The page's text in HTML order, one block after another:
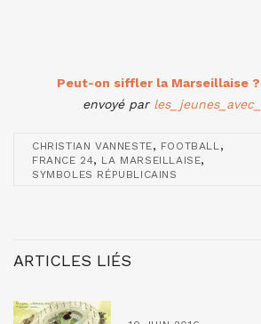
Peut-on siffler la Marseillaise
envoyé par
CHRISTIAN VANNESTE, FOOTBALL ,
FRANCE 24, LA MARSEILLAISE,
SYMBOLES RÉPUBLICAINS
ARTICLES LIÉS